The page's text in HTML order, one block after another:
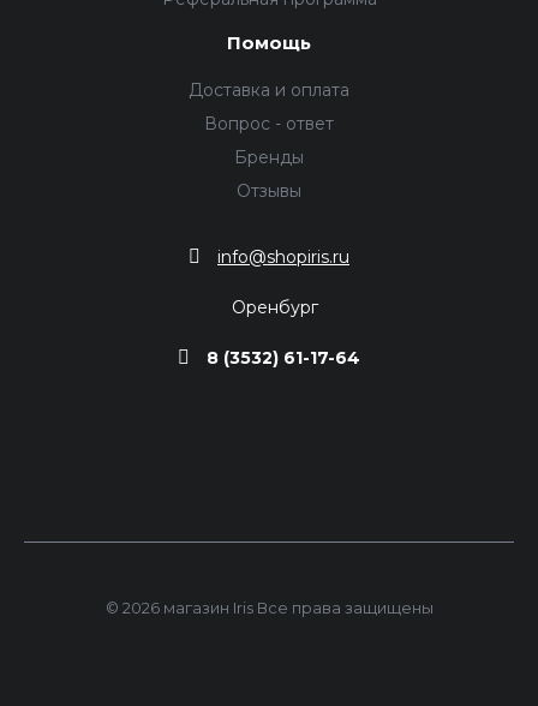
Помощь
Доставка и оплата
Вопрос - ответ
Бренды
Отзывы
info@shopiris.ru
Оренбург
8 (3532) 61-17-64
© 2026 магазин Iris Все права защищены